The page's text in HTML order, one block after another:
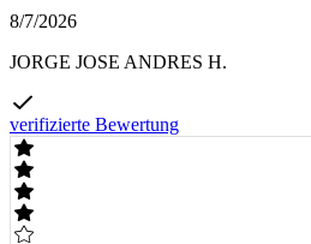
8/7/2026
JORGE JOSE ANDRES H.
verifizierte Bewertung